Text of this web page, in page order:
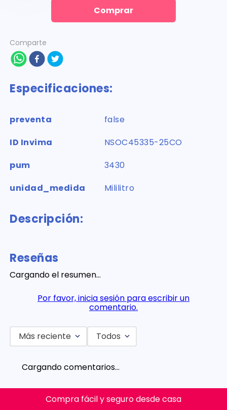
Comprar
Comparte
Especificaciones:
preventa
false
ID Invima
NSOC45335-25CO
pum
3430
unidad_medida
Mililitro
Descripción:
Reseñas
Cargando el resumen…
Por favor, inicia sesión para escribir un
comentario.
Más reciente Todos
Cargando comentarios…
Compra fácil y seguro desde casa